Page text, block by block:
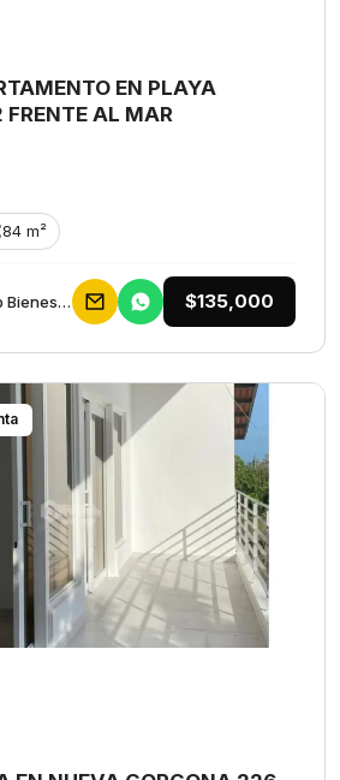
EN PLAYA
AL MAR
84 m²
Galceb Group Bienes Raices $135,000